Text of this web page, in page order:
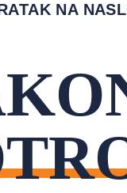
NA